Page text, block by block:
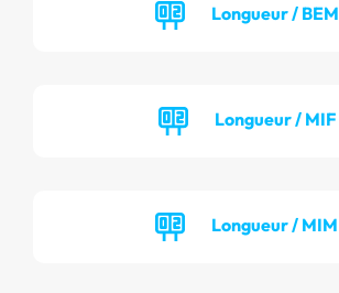
Longueur / BEM
Longueur / MIF
Longueur / MIM